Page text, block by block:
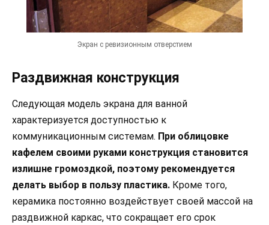
Экран с ревизионным отверстием
Раздвижная конструкция
Следующая модель экрана для ванной
характеризуется доступностью к
коммуникационным системам. При облицовке
кафелем своими руками конструкция становится
излишне громоздкой, поэтому рекомендуется
делать выбор в пользу пластика. Кроме того,
керамика постоянно воздействует своей массой на
раздвижной каркас, что сокращает его срок